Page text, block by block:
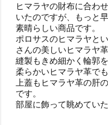
ヒマラヤの財布に合わ
いたのですが、もっと
素晴らしい商品です。
ポロサスのヒマラヤと
さんの美しいヒマラヤ革
縫製もきめ細かく輪郭
柔らかいヒマラヤ革で
上蓋もヒマラヤ革の肝
です。
部屋に飾って眺めてい